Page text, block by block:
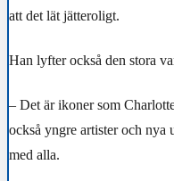
att det lät jätteroligt.
Han lyfter också den stora
– Det är ikoner som
också yngre artister och
med alla.